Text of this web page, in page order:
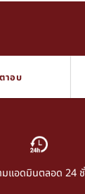
าอบ
แอดมินตลอด 24 ชั่